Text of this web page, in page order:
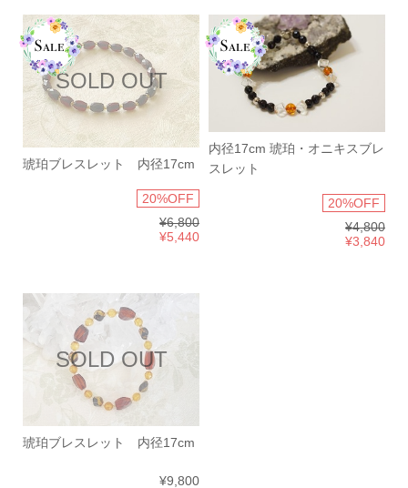
SOLD OUT
琥珀ブレスレット 内径17cm
20%OFF
¥6,800
¥5,440
内径17cm 琥珀・オニキスブレ
スレット
20%OFF
¥4,800
¥3,840
SOLD OUT
琥珀ブレスレット 内径17cm
¥9,800